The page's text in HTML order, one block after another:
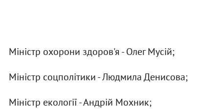
Міністр охорони здоров'я - Олег Мусій;
Міністр соцполітики - Людмила Денисова;
Міністр екології - Андрій Мохник;